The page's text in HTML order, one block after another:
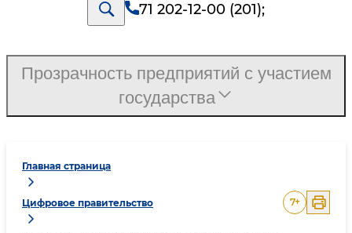
71 202-12-00 (201);
Главная страница
Цифровое правительство 7+
Прозрачность предприятий с участием
государства